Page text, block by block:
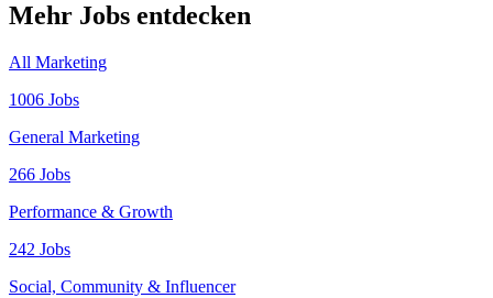
Mehr Jobs entdecken
All Marketing
1006 Jobs
General Marketing
266 Jobs
Performance & Growth
242 Jobs
Social, Community & Influencer